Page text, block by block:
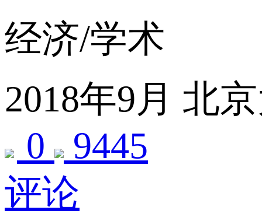
经济/学术
2018年9月 北
0
9445
评论